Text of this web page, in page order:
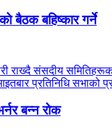
बैठक बहिष्कार गर्ने
राख्दै संसदीय
प्रतिनिधि सभाको
बन्न रोक